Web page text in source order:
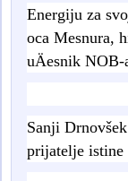
Energiju za
oca Mesnura,
uÄesnik NOB-
Sanji
prijatelje istine